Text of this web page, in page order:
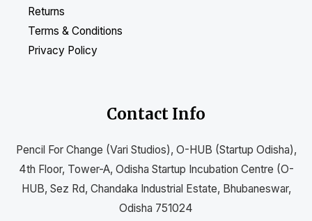
Returns
Terms & Conditions
Privacy Policy
Contact Info
Pencil For Change (Vari Studios), O-HUB (Startup Odisha),
4th Floor, Tower-A, Odisha Startup Incubation Centre (O-
HUB, Sez Rd, Chandaka Industrial Estate, Bhubaneswar,
Odisha 751024